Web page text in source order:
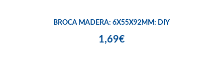
BROCA MADERA: 6X55X92MM: DIY
1,69€